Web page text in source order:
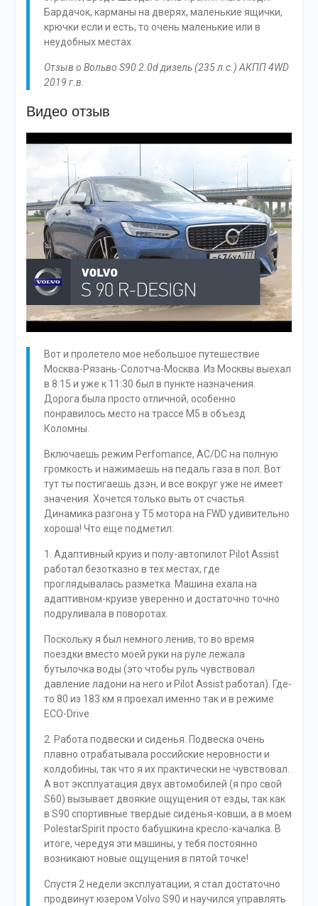
Бардачок, карманы на дверях, маленькие ящички,
крючки если и есть, то очень маленькие или в
неудобных местах.
Отзыв о Вольво S90 2.0d дизель (235 л.с.) АКПП 4WD
2019 г.в.
Видео отзыв
Вот и пролетело мое небольшое путешествие
Москва-Рязань-Солотча-Москва. Из Москвы выехал
в 8:15 и уже к 11:30 был в пункте назначения.
Дорога была просто отличной, особенно
понравилось место на трассе М5 в объезд
Коломны.
Включаешь режим Perfomance, AC/DC на полную
громкость и нажимаешь на педаль газа в пол. Вот
тут ты постигаешь дзэн, и все вокруг уже не имеет
значения. Хочется только выть от счастья.
Динамика разгона у T5 мотора на FWD удивительно
хороша! Что еще подметил:
1. Адаптивный круиз и полу-автопилот Pilot Assist
работал безотказно в тех местах, где
проглядывалась разметка. Машина ехала на
адаптивном-круизе уверенно и достаточно точно
подруливала в поворотах.
Поскольку я был немного ленив, то во время
поездки вместо моей руки на руле лежала
бутылочка воды (это чтобы руль чувствовал
давление ладони на него и Pilot Assist работал). Где-
то 80 из 183 км я проехал именно так и в режиме
ECO-Drive.
2. Работа подвески и сиденья. Подвеска очень
плавно отрабатывала российские неровности и
колдобины, так что я их практически не чувствовал.
А вот эксплуатация двух автомобилей (я про свой
S60) вызывает двоякие ощущения от езды, так как
в S90 спортивные твердые сиденья-ковши, а в моем
PolestarSpirit просто бабушкина кресло-качалка. В
итоге, чередуя эти машины, у тебя постоянно
возникают новые ощущения в пятой точке!
Спустя 2 недели эксплуатации, я стал достаточно
продвинут юзером Volvo S90 и научился управлять